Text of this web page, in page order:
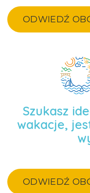
ODWIEDŹ
Szukasz
wakacje,
ODWIEDŹ